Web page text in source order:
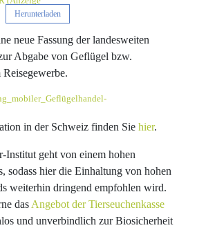
Herunterladen
neue Fassung der landesweiten
Abgabe von Geflügel bzw.
in der Schweiz finden Sie hier.
geht von einem hohen
sodass hier die Einhaltung von hohen
weiterhin dringend empfohlen wird.
das Angebot der Tierseuchenkasse
und unverbindlich zur Biosicherheit